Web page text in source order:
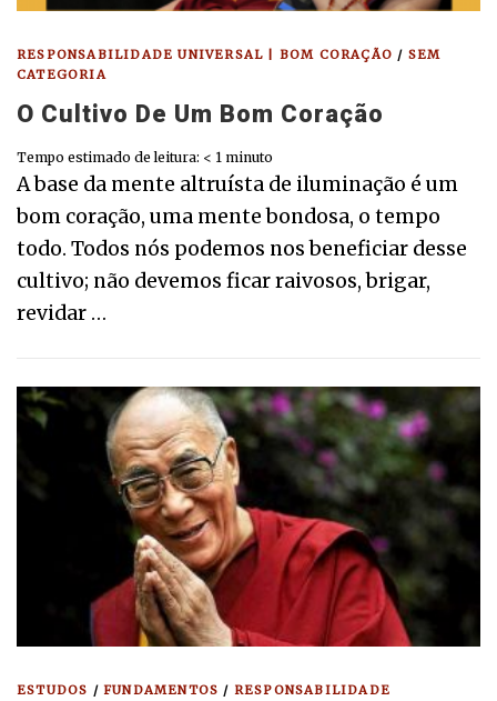
RESPONSABILIDADE UNIVERSAL | BOM CORAÇÃO / SEM
CATEGORIA
O Cultivo De Um Bom Coração
Tempo estimado de leitura: < 1 minuto
A base da mente altruísta de iluminação é um
bom coração, uma mente bondosa, o tempo
todo. Todos nós podemos nos beneficiar desse
cultivo; não devemos ficar raivosos, brigar,
revidar …
ESTUDOS /FUNDAMENTOS / RESPONSABILIDADE